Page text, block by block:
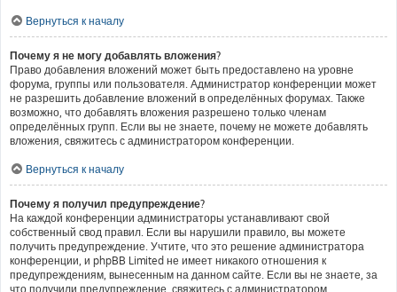
Вернуться к началу
Почему я не могу добавлять вложения?
Право добавления вложений может быть предоставлено на уровне
форума, группы или пользователя. Администратор конференции может
не разрешить добавление вложений в определённых форумах. Также
возможно, что добавлять вложения разрешено только членам
определённых групп. Если вы не знаете, почему не можете добавлять
вложения, свяжитесь с администратором конференции.
Вернуться к началу
Почему я получил предупреждение?
На каждой конференции администраторы устанавливают свой
собственный свод правил. Если вы нарушили правило, вы можете
получить предупреждение. Учтите, что это решение администратора
конференции, и phpBB Limited не имеет никакого отношения к
предупреждениям, вынесенным на данном сайте. Если вы не знаете, за
что получили предупреждение, свяжитесь с администратором